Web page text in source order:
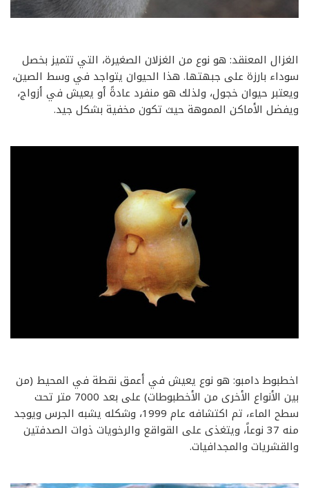
الغزال المعنقد: هو نوع من الغزلان الصغيرة، التي تتميز بخصل
سوداء بارزة على جبهتها. هذا الحيوان يتواجد في وسط الصين،
ويعتبر حيوان خجول، ولذلك هو منفرد عادةً أو يعيش في أزواج،
ويفضل الأماكن المموهة حيث تكون مخفية بشكل جيد.
اخطبوط دامبو: هو نوع يعيش في أعمق نقطة في المحيط (من
بين الأنواع الأخرى من الأخطبوطات) على بعد 7000 متر تحت
سطح الماء، تم اكتشافه عام 1999، وشكله يشبه الجرس ويوجد
منه 37 نوعاً، ويتغذى على القواقع والرخويات ذوات الصدفتين
والقشريات والمجدافيات.